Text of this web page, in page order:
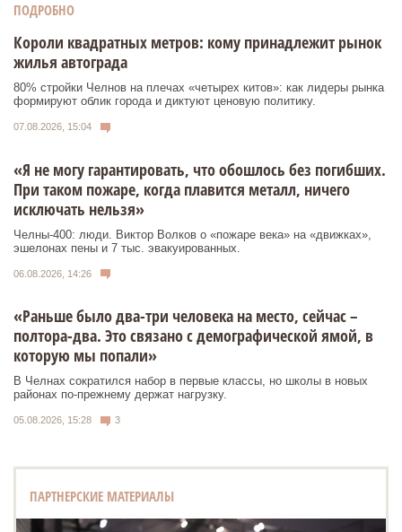
ПОДРОБНО
Короли квадратных метров: кому принадлежит рынок
жилья автограда
80% стройки Челнов на плечах «четырех китов»: как лидеры рынка
формируют облик города и диктуют ценовую политику.
07.08.2026, 15:04
«Я не могу гарантировать, что обошлось без погибших.
При таком пожаре, когда плавится металл, ничего
исключать нельзя»
Челны-400: люди. Виктор Волков о «пожаре века» на «движках»,
эшелонах пены и 7 тыс. эвакуированных.
06.08.2026, 14:26
«Раньше было два-три человека на место, сейчас –
полтора-два. Это связано с демографической ямой, в
которую мы попали»
В Челнах сократился набор в первые классы, но школы в новых
районах по-прежнему держат нагрузку.
05.08.2026, 15:28 3
ПАРТНЕРСКИЕ МАТЕРИАЛЫ